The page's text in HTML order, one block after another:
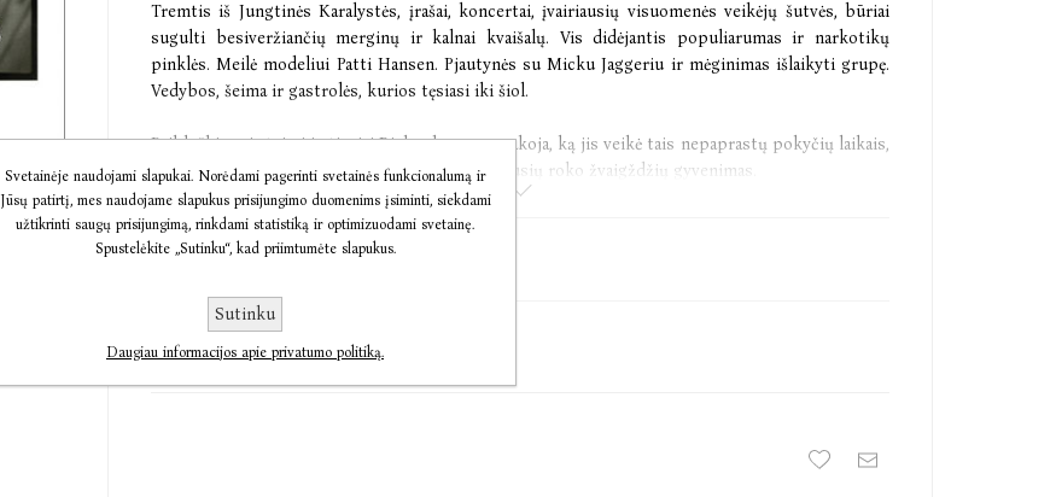
Tremtis iš Jungtinės Karalystės, įrašai, koncertai, įvairiausių visuomenės veikėjų šutvės, būriai
sugulti besiveržiančių merginų ir kalnai kvaišalų. Vis didėjantis populiarumas ir narkotikų
pinklės. Meilė modeliui Patti Hansen. Pjautynės su Micku Jaggeriu ir mėginimas išlaikyti grupę.
Vedybos, šeima ir gastrolės, kurios tęsiasi iki šiol.
Pribloškiamai atvirai ir tiesiai Richardsas papasakoja, ką jis veikė tais nepaprastų pokyčių laikais,
kai gimė rokenrolas, ir koks buvo vienos garsiausių roko žvaigždžių gyvenimas.
Tai nuostabi ir labai intymi roko muzikanto autobiografija.
This is the Life.
I haven't forgotten any of it.
Thanks & praises
Keith Richards
€15,62
Pasiekiamumas:
Praneškite man, kai bus
Svetainėje naudojami slapukai. Norėdami pagerinti svetainės funkcionalumą ir
Jūsų patirtį, mes naudojame slapukus prisijungimo duomenims įsiminti, siekdami
užtikrinti saugų prisijungimą, rinkdami statistiką ir optimizuodami svetainę.
Spustelėkite „Sutinku“, kad priimtumėte slapukus.
Sutinku
Daugiau informacijos apie privatumo politiką.